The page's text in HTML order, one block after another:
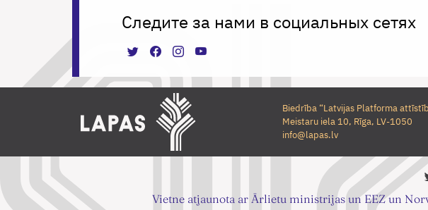
Следите за нами в социальных сетях
Biedrība “Latvijas Platforma
Meistaru iela 10, Rīga, LV-1050
info@lapas.lv
Vietne atjaunota ar Ārlietu ministrijas un EEZ un